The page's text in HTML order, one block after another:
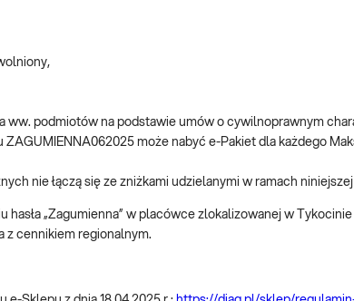
ww. podmiotów na podstawie umów o cywilnoprawnym
może nabyć e-Pakiet dla każdego
nie łączą się ze zniżkami udzielanymi w ramach
„Zagumienna” w placówce zlokalizowanej w
z cennikiem regionalnym.